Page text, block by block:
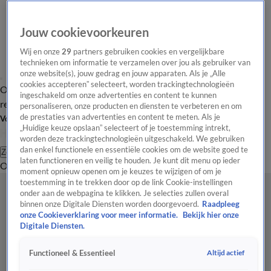
Overzicht Laatste nieuws Regionieuws Het beste van Hart
Tip de
redactie
Volg Hart van Nederland
Zoeken
OverzichtRegioUitzendingenWeerTip de redactiePanelVideo's
Jouw cookievoorkeuren
Wij en onze29 partners gebruiken cookies en vergelijkbare
technieken om informatie te verzamelen over jou als gebruiker van
onze website(s), jouw gedrag en jouw apparaten. Als je „Alle
cookies accepteren” selecteert, worden trackingtechnologieën
ingeschakeld om onze advertenties en content te kunnen
personaliseren, onze producten en diensten te verbeteren en om
de prestaties van advertenties en content te meten. Als je
„Huidige keuze opslaan” selecteert of je toestemming intrekt,
worden deze trackingtechnologieën uitgeschakeld. We gebruiken
dan enkel functionele en essentiële cookies om de website goed te
laten functioneren en veilig te houden. Je kunt dit menu op ieder
moment opnieuw openen om je keuzes te wijzigen of om je
toestemming in te trekken door op de link Cookie-instellingen
onder aan de webpagina te klikken. Je selecties zullen overal
binnen onze Digitale Diensten worden doorgevoerd. Raadpleeg
onze Cookieverklaring voor meer informatie.
Bekijk hier onze
Digitale Diensten.
Functioneel & Essentieel Altijd actief